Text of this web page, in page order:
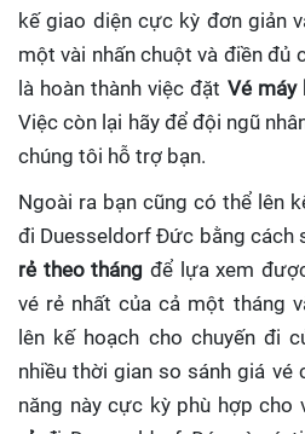
kế giao diện cực kỳ đơn giản
một vài nhấn chuột và điền đủ
là hoàn thành việc đặt Vé máy
Việc còn lại hãy để đội ngũ
chúng tôi hỗ trợ bạn.
Ngoài ra bạn cũng có thể lên
đi Duesseldorf Đức bằng cách
rẻ theo tháng để lựa xem
vé rẻ nhất của cả một tháng
lên kế hoạch cho chuyến đi
nhiều thời gian so sánh giá vé
năng này cực kỳ phù hợp cho